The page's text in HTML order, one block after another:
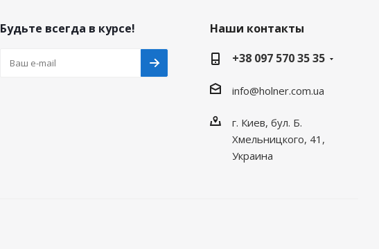
Будьте всегда в курсе!
Наши контакты
+38 097 570 35 35
info@holner.com.ua
г. Киев, бул. Б.
Хмельницкого, 41,
Украина